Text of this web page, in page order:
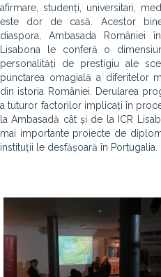
afirmare, studenți, universitari,
este dor de casă. Acestor
diaspora, Ambasada României
Lisabona le conferă o
personalități de prestigiu ale
punctarea omagială a diferitelor
din istoria României. Derularea
a tuturor factorilor implicați în
la Ambasadă cât și de la ICR
mai importante proiecte de
instituții le desfășoară în Portugalia.